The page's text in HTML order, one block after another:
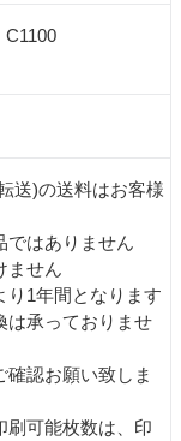
C1100
送)の送料はお客様
ではありません
ません
り1年間となります
は承っておりませ
認お願い致しま
可能枚数は、印